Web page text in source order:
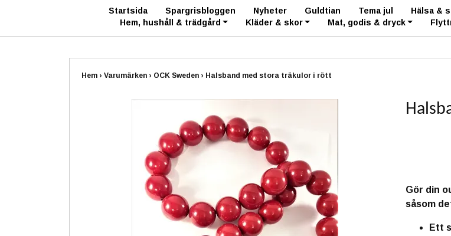
Startsida Spargrisbloggen Nyheter Guldtian Tema jul Hälsa &
Hem, hushåll & trädgård
Kläder & skor Mat, godis & dryck
Hem › Varumärken › OCK Sweden › Halsband med stora träkulor i rött
Gör din
såsom
Ett